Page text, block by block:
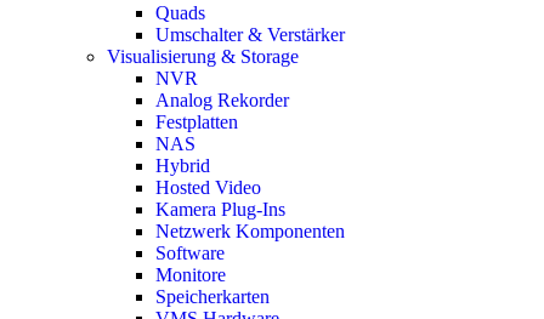
Quads
Umschalter & Verstärker
Visualisierung & Storage
NVR
Analog Rekorder
Festplatten
NAS
Hybrid
Hosted Video
Kamera Plug-Ins
Netzwerk Komponenten
Software
Monitore
Speicherkarten